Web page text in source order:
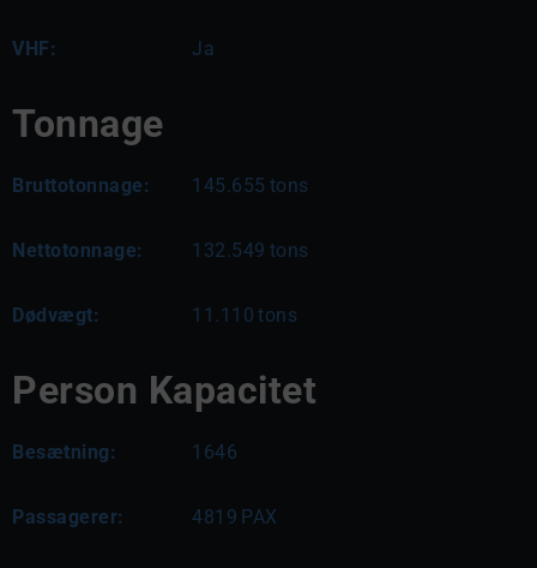
VHF: Ja
Tonnage
Bruttotonnage: 145.655 tons
Nettotonnage: 132.549 tons
Dødvægt: 11.110 tons
Person Kapacitet
Besætning: 1646
Passagerer: 4819 PAX